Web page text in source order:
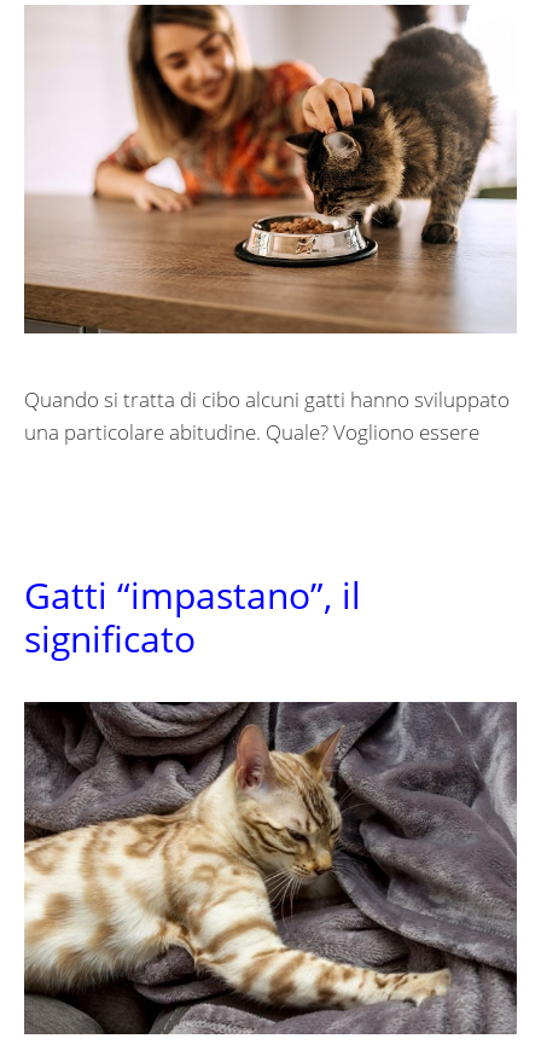
Quando si tratta di cibo alcuni gatti hanno sviluppato
una particolare abitudine. Quale? Vogliono essere
Gatti “impastano”, il
significato